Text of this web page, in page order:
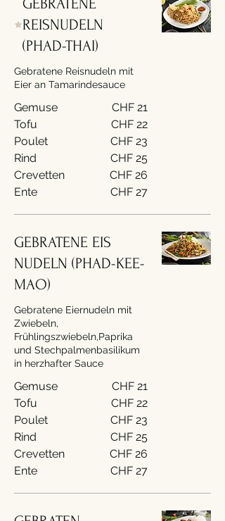
GEBRATENE
REISNUDELN
(PHAD-THAI)
Gebratene Reisnudeln mit
Eier an Tamarindesauce
Gemuse
CHF 21
Tofu
CHF 22
Poulet
CHF 23
Rind
CHF 25
Crevetten
CHF 26
Ente
CHF 27
GEBRATENE EIS
NUDELN (PHAD-KEE-
MAO)
Gebratene Eiernudeln mit
Zwiebeln,
Frühlingszwiebeln,Paprika
und Stechpalmenbasilikum
in herzhafter Sauce
Gemuse
CHF 21
Tofu
CHF 22
Poulet
CHF 23
Rind
CHF 25
Crevetten
CHF 26
Ente
CHF 27